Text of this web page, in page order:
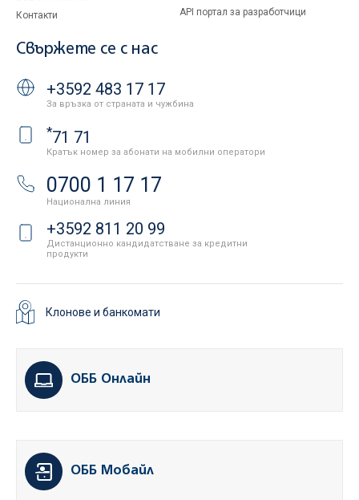
Контакти
API портал за разработчици
Свържете се с нас
+3592 483 17 17
За връзка от страната и чужбина
*71 71
Кратък номер за абонати на мобилни оператори
0700 1 17 17
Национална линия
+3592 811 20 99
Дистанционно кандидатстване за кредитни
продукти
Клонове и банкомати
ОББ Онлайн
ОББ Мобайл